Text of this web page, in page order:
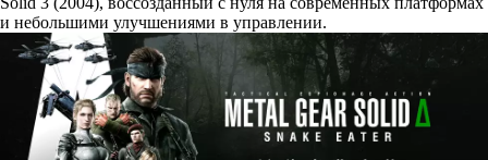
и небольшими улучшениями в управлении.